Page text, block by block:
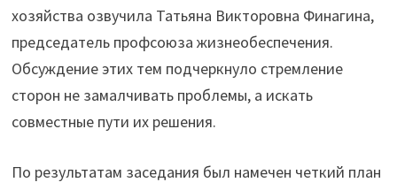
хозяйства озвучила Татьяна Викторовна Финагина,
председатель профсоюза жизнеобеспечения.
Обсуждение этих тем подчеркнуло стремление
сторон не замалчивать проблемы, а искать
совместные пути их решения.
По результатам заседания был намечен четкий план